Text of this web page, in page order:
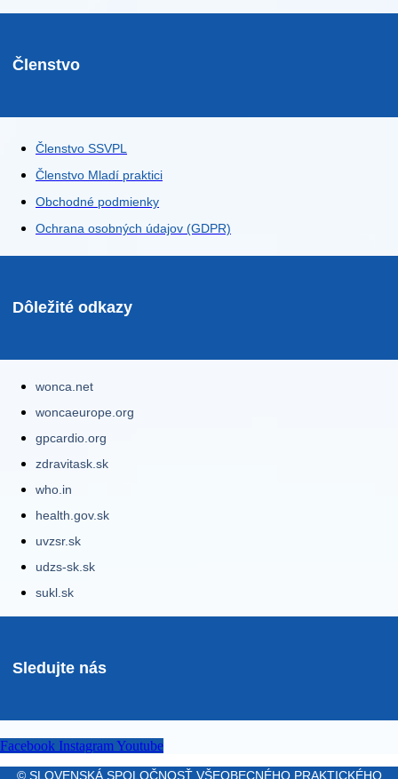
Členstvo
Členstvo SSVPL
Členstvo Mladí praktici
Obchodné podmienky
Ochrana osobných údajov (GDPR)
Dôležité odkazy
wonca.net
woncaeurope.org
gpcardio.org
zdravitask.sk
who.in
health.gov.sk
uvzsr.sk
udzs-sk.sk
sukl.sk
Sledujte nás
Facebook Instagram Youtube
© SLOVENSKÁ SPOLOČNOSŤ VŠEOBECNÉHO PRAKTICKÉHO